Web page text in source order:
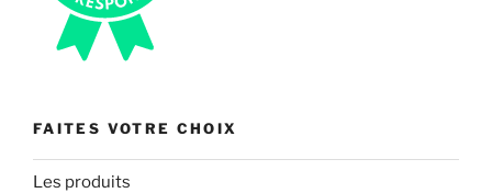
FAITES VOTRE CHOIX
Les produits